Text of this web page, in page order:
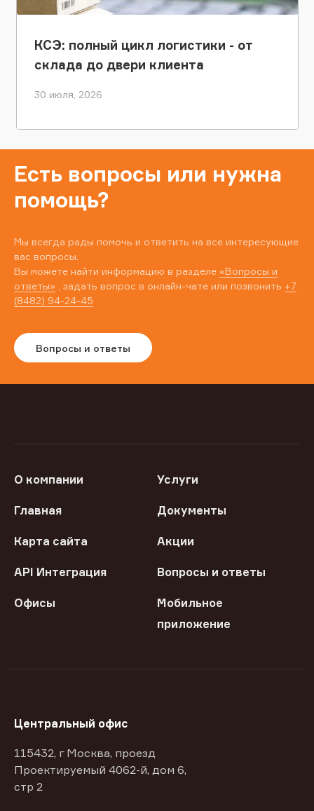
КСЭ: полный цикл логистики - от
склада до двери клиента
30 июля, 2026
Есть вопросы или нужна
помощь?
Мы всегда рады помочь и ответить на все интересующие
вас вопросы.
Вы можете найти информацию в разделе «Вопросы и
ответы» , задать вопрос в онлайн-чате или позвонить +7
(8482) 94-24-45
Вопросы и ответы
О компании Услуги
Главная Документы
Карта сайта Акции
API Интеграция Вопросы и ответы
Офисы
Мобильное
приложение
Центральный офис
115432, г Москва, проезд
Проектируемый 4062-й, дом 6,
стр 2